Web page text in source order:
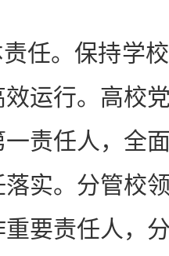
。保持学校
运行。高校
责任人，全
实。分管校
要责任人，